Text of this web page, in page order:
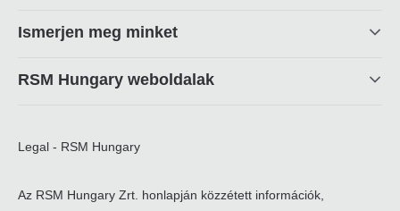
Ismerjen meg minket
RSM Hungary weboldalak
Legal - RSM Hungary
Az RSM Hungary Zrt. honlapján közzétett információk,